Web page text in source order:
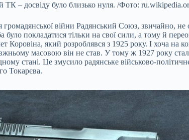
– досвіду було близько нуля. /Фото:
громадянської війни Радянський Союз, звичайно,
покладатися тільки на свої сили, а тому й
який розроблявся з 1925 року. І хоча на
масовою він не став. У тому ж 1927 року
стані. Це змусило радянське військово-
Токарєва.